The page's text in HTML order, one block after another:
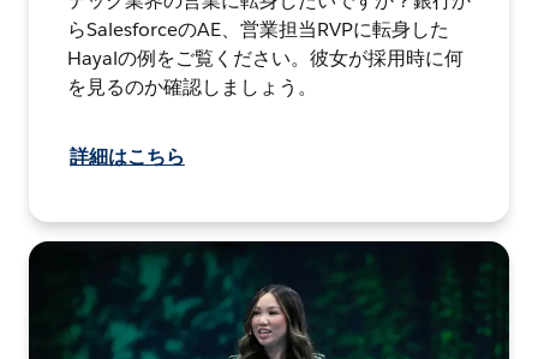
らSalesforceのAE、営業担当RVPに転身した
Hayalの例をご覧ください。彼女が採用時に何
を見るのか確認しましょう。
詳細はこちら